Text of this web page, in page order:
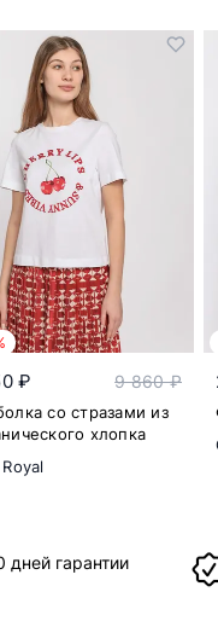
₽ 9 860 ₽
со стразами из
хлопка
дней гарантии